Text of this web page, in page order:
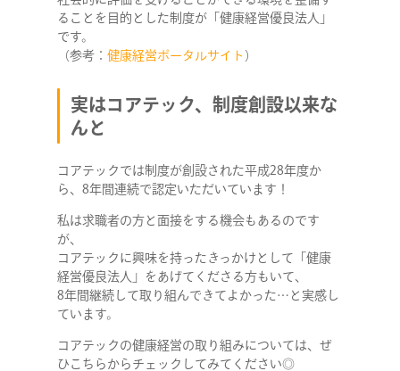
ることを目的とした制度が「健康経営優良法人」
です。
（参考： 健康経営ポータルサイト ）
実はコアテック、制度創設以来な
んと
コアテックでは制度が創設された平成28年度か
ら、8年間連続で認定いただいています！
私は求職者の方と面接をする機会もあるのです
が、
コアテックに興味を持ったきっかけとして「健康
経営優良法人」をあげてくださる方もいて、
8年間継続して取り組んできてよかった…と実感し
ています。
コアテックの健康経営の取り組みについては、ぜ
ひこちらからチェックしてみてください◎